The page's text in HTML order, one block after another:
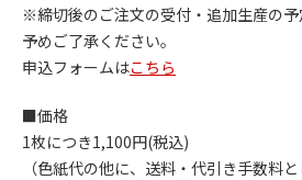
※締切後のご注文の受付・追加生産の予
予めご了承ください。
申込フォームはこちら
■価格
1枚につき1,100円(税込)
（色紙代の他に、送料・代引き手数料